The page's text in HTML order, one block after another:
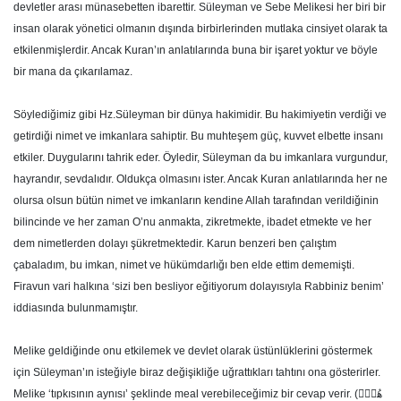
devletler arası münasebetten ibarettir. Süleyman ve Sebe Melikesi her biri bir
insan olarak yönetici olmanın dışında birbirlerinden mutlaka cinsiyet olarak ta
etkilenmişlerdir. Ancak Kuran’ın anlatılarında buna bir işaret yoktur ve böyle
bir mana da çıkarılamaz.
Söylediğimiz gibi Hz.Süleyman bir dünya hakimidir. Bu hakimiyetin verdiği ve
getirdiği nimet ve imkanlara sahiptir. Bu muhteşem güç, kuvvet elbette insanı
etkiler. Duygularını tahrik eder. Öyledir, Süleyman da bu imkanlara vurgundur,
hayrandır, sevdalıdır. Oldukça olmasını ister. Ancak Kuran anlatılarında her ne
olursa olsun bütün nimet ve imkanların kendine Allah tarafından verildiğinin
bilincinde ve her zaman O’nu anmakta, zikretmekte, ibadet etmekte ve her
dem nimetlerden dolayı şükretmektedir. Karun benzeri ben çalıştım
çabaladım, bu imkan, nimet ve hükümdarlığı ben elde ettim dememişti.
Firavun vari halkına ‘sizi ben besliyor eğitiyorum dolayısıyla Rabbiniz benim’
iddiasında bulunmamıştır.
Melike geldiğinde onu etkilemek ve devlet olarak üstünlüklerini göstermek
için Süleyman’ın isteğiyle biraz değişikliğe uğrattıkları tahtını ona gösterirler.
Melike ‘tıpkısının aynısı’ şeklinde meal verebileceğimiz bir cevap verir. (هُوَۚ